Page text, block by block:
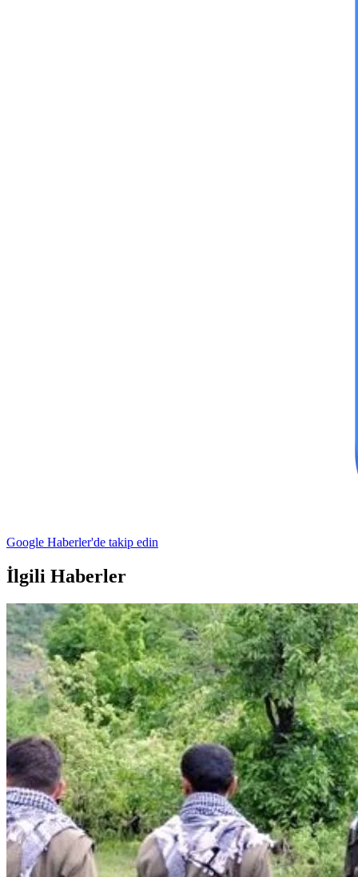
Google Haberler'de takip edin
İlgili Haberler